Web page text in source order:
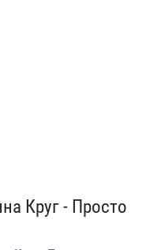
Круг - Просто